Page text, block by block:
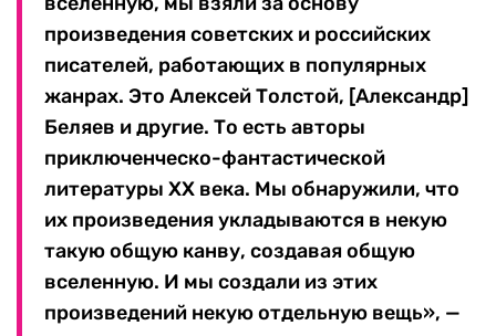
произведения советских и российских
писателей, работающих в популярных
жанрах. Это Алексей Толстой, [Александр]
Беляев и другие. То есть авторы
приключенческо-фантастической
литературы XX века. Мы обнаружили, что
их произведения укладываются в некую
такую общую канву, создавая общую
вселенную. И мы создали из этих
произведений некую отдельную вещь», —